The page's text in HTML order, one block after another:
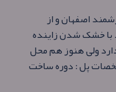
اصفهان و از
با خشک شدن زاینده
ولی هنوز هم محل
پل : دوره ساخت